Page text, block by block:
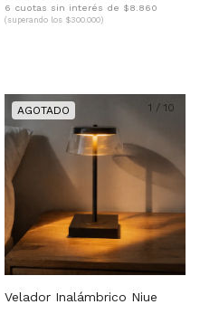
6 cuotas sin interés de $8.860
(superando los $300.000)
1 / 10
Velador Inalámbrico Niue